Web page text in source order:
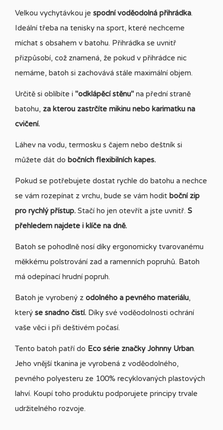
Velkou vychytávkou je spodní voděodolná přihrádka.
Ideální třeba na tenisky na sport, které nechceme
míchat s obsahem v batohu. Přihrádka se uvnitř
přizpůsobí, což znamená, že pokud v přihrádce nic
nemáme, batoh si zachovává stále maximální objem.
Určitě si oblíbíte i "odklápěcí stěnu" na přední straně
batohu, za kterou zastrčíte mikinu nebo karimatku na
cvičení.
Láhev na vodu, termosku s čajem nebo deštník si
můžete dát do bočních flexibilních kapes.
Pokud se potřebujete dostat rychle do batohu a nechce
se vám rozepínat z vrchu, bude se vám hodit boční zip
pro rychlý přístup. Stačí ho jen otevřít a jste uvnitř. S
přehledem najdete i klíče na dně.
Batoh se pohodlně nosí díky ergonomicky tvarovanému
měkkému polstrování zad a ramenních popruhů. Batoh
má odepínací hrudní popruh.
Batoh je vyrobený z odolného a pevného materiálu,
který se snadno čistí. Díky své voděodolnosti ochrání
vaše věci i při deštivém počasí.
Tento batoh patří do Eco série značky Johnny Urban.
Jeho vnější tkanina je vyrobená z voděodolného,
pevného polyesteru ze 100% recyklovaných plastových
lahví. Koupí toho produktu podporujete principy trvale
udržitelného rozvoje.